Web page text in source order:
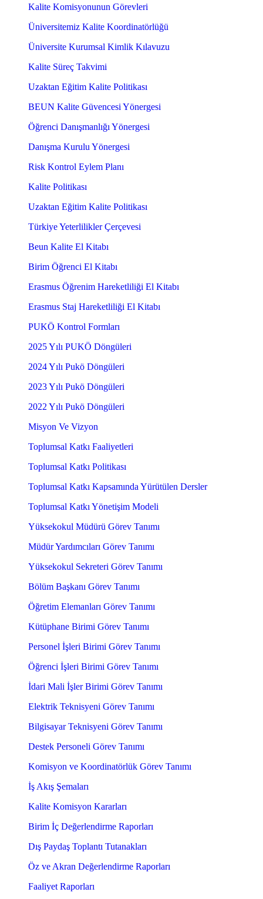
Kalite Komisyonunun Görevleri
Üniversitemiz Kalite Koordinatörlüğü
Üniversite Kurumsal Kimlik Kılavuzu
Kalite Süreç Takvimi
Uzaktan Eğitim Kalite Politikası
BEUN Kalite Güvencesi Yönergesi
Öğrenci Danışmanlığı Yönergesi
Danışma Kurulu Yönergesi
Risk Kontrol Eylem Planı
Kalite Politikası
Uzaktan Eğitim Kalite Politikası
Türkiye Yeterlilikler Çerçevesi
Beun Kalite El Kitabı
Birim Öğrenci El Kitabı
Erasmus Öğrenim Hareketliliği El Kitabı
Erasmus Staj Hareketliliği El Kitabı
PUKÖ Kontrol Formları
2025 Yılı PUKÖ Döngüleri
2024 Yılı Pukö Döngüleri
2023 Yılı Pukö Döngüleri
2022 Yılı Pukö Döngüleri
Misyon Ve Vizyon
Toplumsal Katkı Faaliyetleri
Toplumsal Katkı Politikası
Toplumsal Katkı Kapsamında Yürütülen Dersler
Toplumsal Katkı Yönetişim Modeli
Yüksekokul Müdürü Görev Tanımı
Müdür Yardımcıları Görev Tanımı
Yüksekokul Sekreteri Görev Tanımı
Bölüm Başkanı Görev Tanımı
Öğretim Elemanları Görev Tanımı
Kütüphane Birimi Görev Tanımı
Personel İşleri Birimi Görev Tanımı
Öğrenci İşleri Birimi Görev Tanımı
İdari Mali İşler Birimi Görev Tanımı
Elektrik Teknisyeni Görev Tanımı
Bilgisayar Teknisyeni Görev Tanımı
Destek Personeli Görev Tanımı
Komisyon ve Koordinatörlük Görev Tanımı
İş Akış Şemaları
Kalite Komisyon Kararları
Birim İç Değerlendirme Raporları
Dış Paydaş Toplantı Tutanakları
Öz ve Akran Değerlendirme Raporları
Faaliyet Raporları